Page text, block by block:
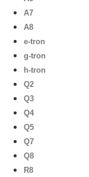
A7
A8
e-tron
g-tron
h-tron
Q2
Q3
Q4
Q5
Q7
Q8
R8